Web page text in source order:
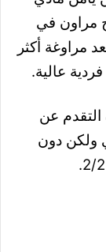
مراون في
مراوغة أكثر
عالية.
عن
ولكن دون